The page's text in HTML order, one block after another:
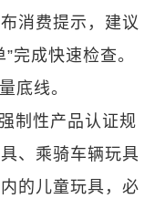
消费提示，建议
完成快速检查。
底线。
制性产品认证规
、乘骑车辆玩具
的儿童玩具，必